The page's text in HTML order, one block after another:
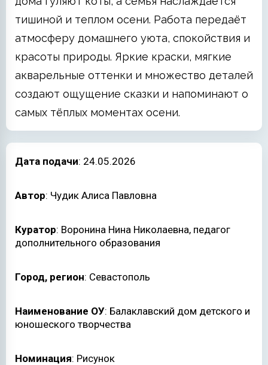
тишиной и теплом осени. Работа передаёт
атмосферу домашнего уюта, спокойствия и
красоты природы. Яркие краски, мягкие
акварельные оттенки и множество деталей
создают ощущение сказки и напоминают о
самых тёплых моментах осени.
Дата подачи: 24.05.2026
Автор: Чудик Алиса Павловна
Куратор: Воронина Нина Николаевна, педагог
дополнительного образования
Город, регион: Севастополь
Наименование ОУ: Балаклавский дом детского и
юношеского творчества
Номинация: Рисунок